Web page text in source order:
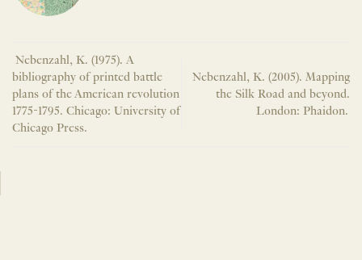
Nebenzahl, K. (1975). A
bibliography of printed battle
plans of the American revolution
1775-1795. Chicago: University of
Chicago Press.
Nebenzahl, K. (2005). Mapping
the Silk Road and beyond.
London: Phaidon.